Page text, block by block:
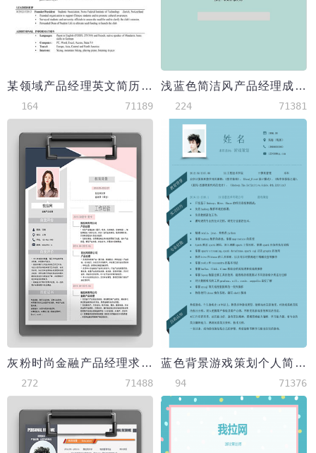
某领域产品经理英文简历模板（工科硕士）
164 71189
浅蓝色简洁风产品经理成套Word简历模板
224 71381
灰粉时尚金融产品经理求职简历word简历模板
272 71488
蓝色背景游戏策划个人简历模板
94 71376